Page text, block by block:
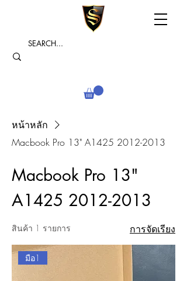
หน้าหลัก
Macbook Pro 13" A1425 2012-2013
Macbook Pro 13"
A1425 2012-2013
สินค้า 1 รายการ การจัดเรียง
มือ1